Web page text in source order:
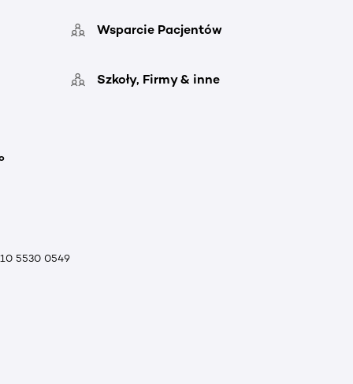
Wsparcie Pacjentów
Szkoły, Firmy & inne
5530 0549